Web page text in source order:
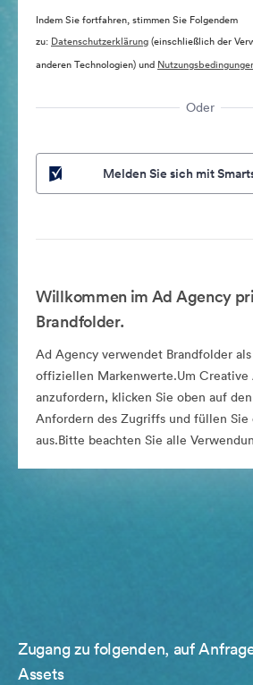
Indem Sie fortfahren, stimmen Sie Folgendem
zu: Datenschutzerklärung(einschließlich der
anderen Technologien) und
Oder
Melden Sie sich mit
Willkommen im Ad Agency
Brandfolder.
Ad Agency verwendet Brandfolder
offiziellen Markenwerte.Um Creative
anzufordern, klicken Sie oben auf
Anfordern des Zugriffs und füllen Sie
aus.Bitte beachten Sie alle
Zugang zu folgenden, auf
Assets